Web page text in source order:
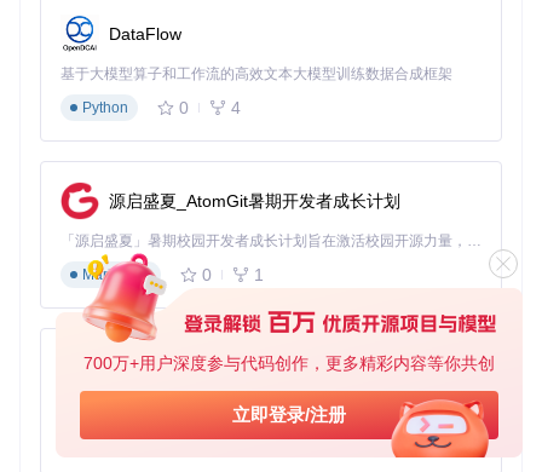
700万+用户深度参与代码创作，更多精彩内容等你共创
立即登录/注册
    weight_name=
prompt =
"梦幻森林中的水晶城堡，月光洒落，仙境氛围"
image = pipe(
    prompt=prompt,
    width=
    height=
1024
,
    num_inference_steps=
).images[0
image.save("my_creation.png"
除了原文提到的应用场景，极速AI绘图还能在以下创新领域发
挥重要作用：
虚拟试衣间：实时生成不同服装在不同场景下的穿着效
果，提升在线购物体验
游戏开发：快速生成游戏场景和角色草图，加速游戏原型
DataFlow
基于大模型算子和工作流的高效文本大模型训练数据合成框架
Python
0 4
源启盛夏_AtomGit暑期开发者成长计划
「源启盛夏」暑期校园开发者成长计划旨在激活校园开源力量，通过积分激励、认证扶持、资源倾斜等形式，引导高校组织和开发者完成「入驻 — 建项目 — 做贡献 — 获认证 — 得资源」的完整闭环。无论你是想带领社团入驻平台的组织者，还是希望用代码贡献证明自己的开发者，都能在这里找到属于你的成长路径。
Markdown
0 1
py-xiaozhi
基于Python的Xiaozhi AI，适用于想要完整Xiaozhi体验而无需拥有专用硬件的用户。
Python
0 1